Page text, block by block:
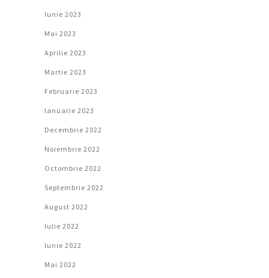
Iunie 2023
Mai 2023
Aprilie 2023
Martie 2023
Februarie 2023
Ianuarie 2023
Decembrie 2022
Noiembrie 2022
Octombrie 2022
Septembrie 2022
August 2022
Iulie 2022
Iunie 2022
Mai 2022